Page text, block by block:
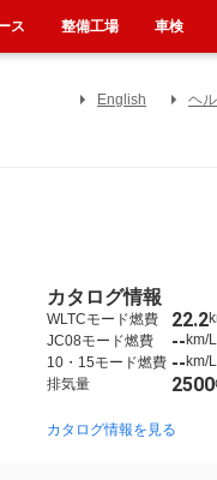
English ヘ
カタログ情報
WLTCモード燃費 22.2
JC08モード燃費
-- km/L
10・15モード燃費 -- km/L
排気量
2500
カタログ情報を見る
ス 整備工場 車検